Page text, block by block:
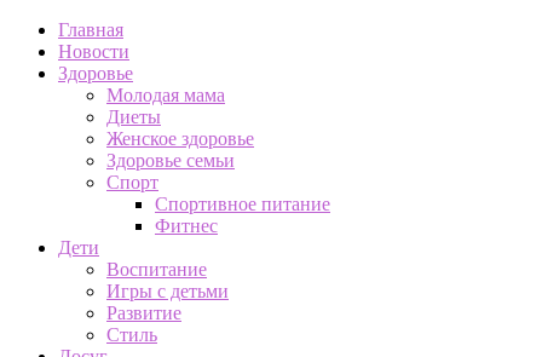
Главная
Новости
Здоровье
Молодая мама
Диеты
Женское здоровье
Здоровье семьи
Спорт
Спортивное питание
Фитнес
Дети
Воспитание
Игры с детьми
Развитие
Стиль